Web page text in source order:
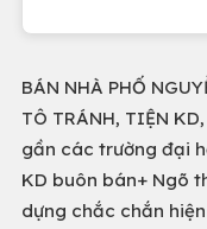
BÁN NHÀ PHỐ
TÔ TRÁNH, TIỆN
gần các trường đại
KD buôn bán+ Ngõ
dựng chắc chắn